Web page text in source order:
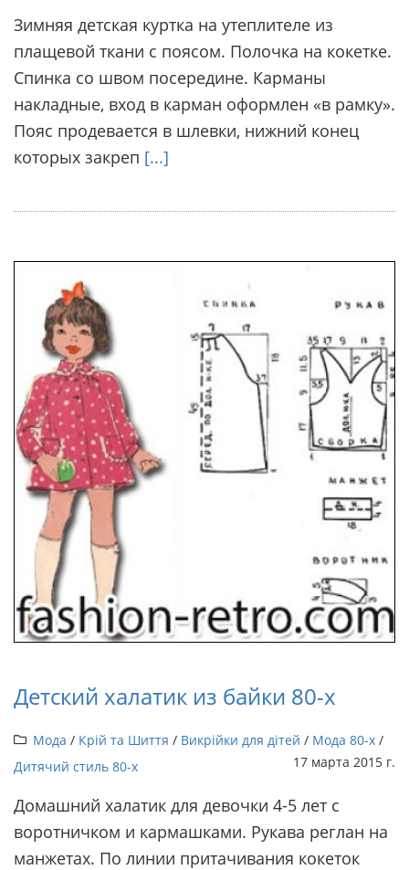
Зимняя детская куртка на утеплителе из
плащевой ткани с поясом. Полочка на кокетке.
Спинка со швом посередине. Карманы
накладные, вход в карман оформлен «в рамку».
Пояс продевается в шлевки, нижний конец
которых закреп [...]
Детский халатик из байки 80-х
Мода / Крій та Шиття / Викрійки для дітей / Мода 80-х/
Дитячий стиль 80-х
17 марта 2015 г.
Домашний халатик для девочки 4-5 лет с
воротничком и кармашками. Рукава реглан на
манжетах. По линии притачивания кокеток